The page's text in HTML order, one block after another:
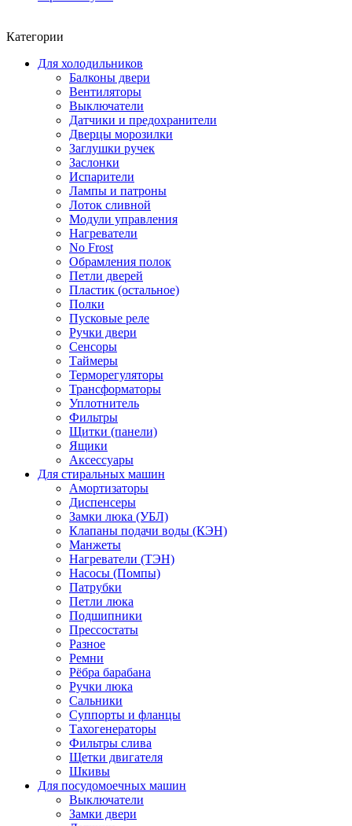
Категории
Для холодильников
Балконы двери
Вентиляторы
Выключатели
Датчики и предохранители
Дверцы морозилки
Заглушки ручек
Заслонки
Испарители
Лампы и патроны
Лоток сливной
Модули управления
Нагреватели
No Frost
Обрамления полок
Петли дверей
Пластик (остальное)
Полки
Пусковые реле
Ручки двери
Сенсоры
Таймеры
Терморегуляторы
Трансформаторы
Уплотнитель
Фильтры
Щитки (панели)
Ящики
Аксессуары
Для стиральных машин
Амортизаторы
Диспенсеры
Замки люка (УБЛ)
Клапаны подачи воды (КЭН)
Манжеты
Нагреватели (ТЭН)
Насосы (Помпы)
Патрубки
Петли люка
Подшипники
Прессостаты
Разное
Ремни
Рёбра барабана
Ручки люка
Сальники
Суппорты и фланцы
Тахогенераторы
Фильтры слива
Щетки двигателя
Шкивы
Для посудомоечных машин
Выключатели
Замки двери